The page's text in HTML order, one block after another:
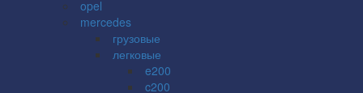
opel
mercedes
грузовые
легковые
e200
c200